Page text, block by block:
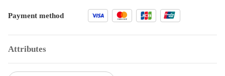
Payment method
Attributes